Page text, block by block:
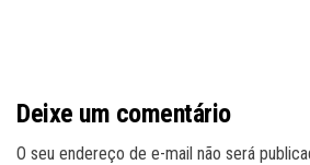
Deixe um comentário
O seu endereço de e-mail não será